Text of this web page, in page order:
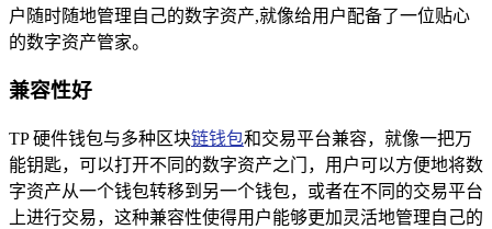
户随时随地管理自己的数字资产,就像给用户配备了一位贴心
的数字资产管家。
兼容性好
TP 硬件钱包与多种区块链钱包和交易平台兼容，就像一把万
能钥匙，可以打开不同的数字资产之门，用户可以方便地将数
字资产从一个钱包转移到另一个钱包，或者在不同的交易平台
上进行交易，这种兼容性使得用户能够更加灵活地管理自己的